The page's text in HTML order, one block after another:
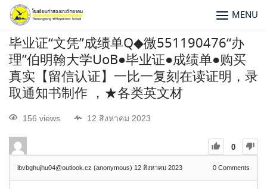
MENU
毕业证“文凭”成绩单Q◆微551190476“办
理”伯明翰大学UoB●毕业证●成绩单●购买
真实【留信认证】一比一复刻在读证明，录
取通知书制作 ，★各类英文材
156 views 12 สิงหาคม 2023
0
ibvbghujhu04@outlook.cz (anonymous) 12 สิงหาคม 2023 0 Comments